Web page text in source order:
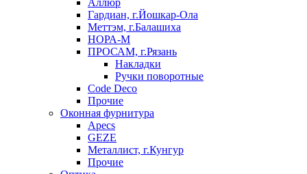
Аллюр
Гардиан, г.Йошкар-Ола
Меттэм, г.Балашиха
НОРА-М
ПРОСАМ, г.Рязань
Накладки
Ручки поворотные
Code Deco
Прочие
Оконная фурнитура
Apecs
GEZE
Металлист, г.Кунгур
Прочие